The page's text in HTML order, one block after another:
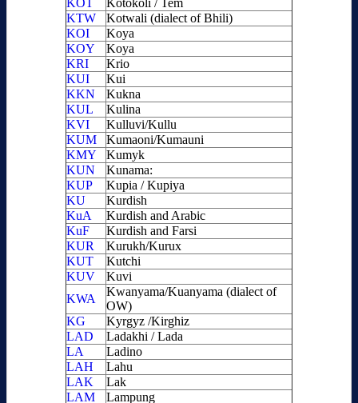
KOT
Kotokoli / Tem
KTW
Kotwali (dialect of Bhili)
KOI
Koya
KOY
Koya
KRI
Krio
KUI
Kui
KKN
Kukna
KUL
Kulina
KVI
Kulluvi/Kullu
KUM
Kumaoni/Kumauni
KMY
Kumyk
KUN
Kunama:
KUP
Kupia / Kupiya
KU
Kurdish
KuA
Kurdish and Arabic
KuF
Kurdish and Farsi
KUR
Kurukh/Kurux
KUT
Kutchi
KUV
Kuvi
KWA
Kwanyama/Kuanyama (dialect of
OW)
KG
Kyrgyz /Kirghiz
LAD
Ladakhi / Lada
LA
Ladino
LAH
Lahu
LAK
Lak
LAM
Lampung